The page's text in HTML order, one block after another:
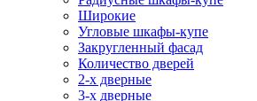
Широкие
Угловые шкафы-купе
Закругленный фасад
Количество дверей
2-х дверные
3-х дверные